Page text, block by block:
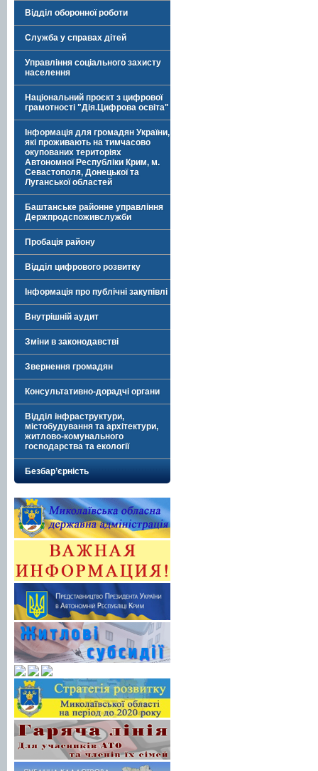
Відділ оборонної роботи
Служба у справах дітей
Управління соціального захисту
населення
Національний проєкт з цифрової
грамотності "Дія.Цифрова освіта"
Інформація для громадян України,
які проживають на тимчасово
окупованих територіях
Автономної Республіки Крим, м.
Севастополя, Донецької та
Луганської областей
Баштанське районне управління
Держпродспоживслужби
Пробація району
Відділ цифрового розвитку
Інформація про публічні закупівлі
Внутрішній аудит
Зміни в законодавстві
Звернення громадян
Консультативно-дорадчі органи
Відділ інфраструктури,
містобудування та архітектури,
житлово-комунального
господарства та екології
Безбар’єрність